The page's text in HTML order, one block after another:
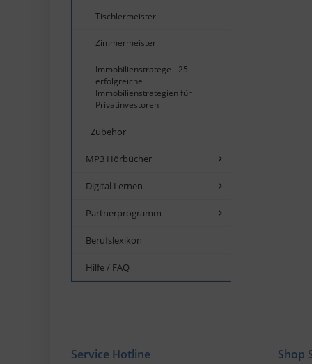
Tischlermeister
Zimmermeister
Immobilienstratege - 25
erfolgreiche
Immobilienstrategien für
Privatinvestoren
Zubehör
MP3 Hörbücher
Digital Lernen
Partnerprogramm
Berufslexikon
Hilfe / FAQ
Service Hotline Shop